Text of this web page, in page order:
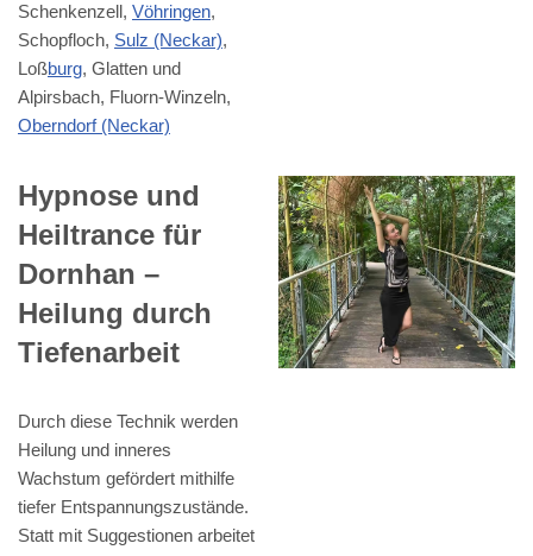
Schenkenzell, Vöhringen,
Schopfloch, Sulz (Neckar),
Loßburg, Glatten und
Alpirsbach, Fluorn-Winzeln,
Oberndorf (Neckar)
Hypnose und
Heiltrance für
Dornhan –
Heilung durch
Tiefenarbeit
Durch diese Technik werden
Heilung und inneres
Wachstum gefördert mithilfe
tiefer Entspannungszustände.
Statt mit Suggestionen arbeitet